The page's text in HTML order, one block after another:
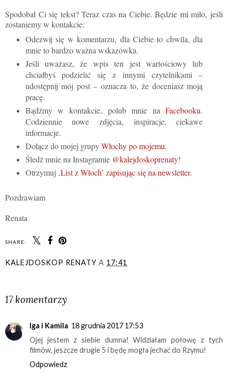
Spodobał Ci się tekst? Teraz czas na Ciebie. Będzie mi miło, jeśli
zostaniemy w kontakcie:
Odezwij się w komentarzu, dla Ciebie to chwila, dla
mnie to bardzo ważna wskazówka.
Jeśli uważasz, że wpis ten jest wartościowy lub
chciałbyś podzielić się z innymi czytelnikami –
udostępnij mój post – oznacza to, że doceniasz moją
pracę.
Bądźmy w kontakcie, polub mnie naFacebooku.
Codziennie nowe zdjęcia, inspiracje, ciekawe
informacje.
Dołącz do mojej grupyWłochy po mojemu.
Śledź mnie na Instagramie @kalejdoskoprenaty!
Otrzymuj ‚List z Włoch’ zapisując się na newsletter.
Pozdrawiam
Renata
SHARE:
KALEJDOSKOP RENATY A 17:41
17 komentarzy
Iga i Kamila 18 grudnia 2017 17:53
Ojej jestem z siebie dumna! Widziałam połowę z tych
filmów, jeszcze drugie 5 i będę mogła jechać do Rzymu!
Odpowiedz